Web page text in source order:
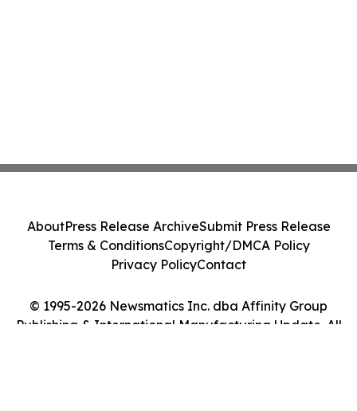
© 1995-2026 Newsmatics Inc. dba Affinity Group
Publishing & International Manufacturing Update. All
AboutPress Release ArchiveSubmit Press Release
Terms & ConditionsCopyright/DMCA Policy
Privacy PolicyContact